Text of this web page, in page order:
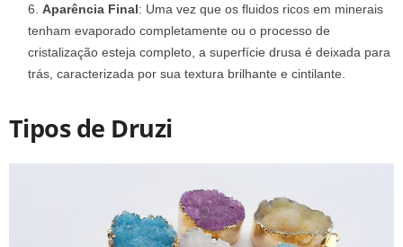
Aparência Final: Uma vez que os fluidos ricos em minerais
tenham evaporado completamente ou o processo de
cristalização esteja completo, a superfície drusa é deixada para
trás, caracterizada por sua textura brilhante e cintilante.
Tipos de Druzi